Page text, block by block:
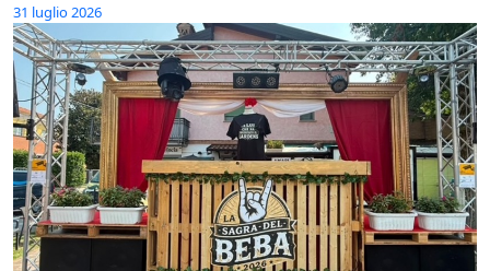
31 luglio 2026